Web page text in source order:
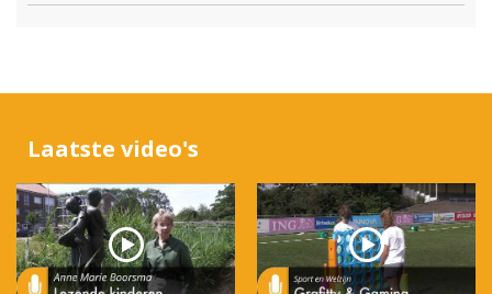
Laatste video's